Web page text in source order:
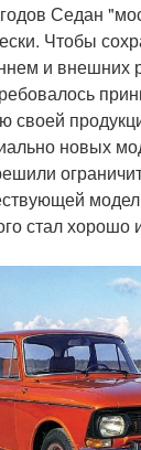
Седан
Чтобы
и внешних
своей
новых
стал хорошо